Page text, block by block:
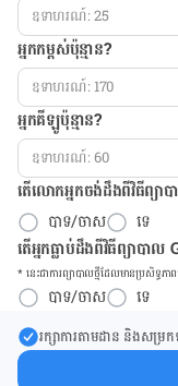
អ្នកកម្ពស់ប៉ុន្មាន?
អ្នកគីឡូប៉ុន្មាន?
តើលោកអ្នកចង់ដឹង​ពីវិធីព្យាប
បាទ/ចាស
ទេ
តើអ្នកធ្លាប់ដឹងពីវិធីព្យាបា
* នេះ​ជា​ការ​ព្យា​បាល​ថ្មីដែល​​មាន​ប្រសិទ្ធ​
បាទ/ចាស ទេ
រក្សា​ការ​តាមដាន និងសម្រ
ការសម្រក​ទម្ងន់ និងការផ្